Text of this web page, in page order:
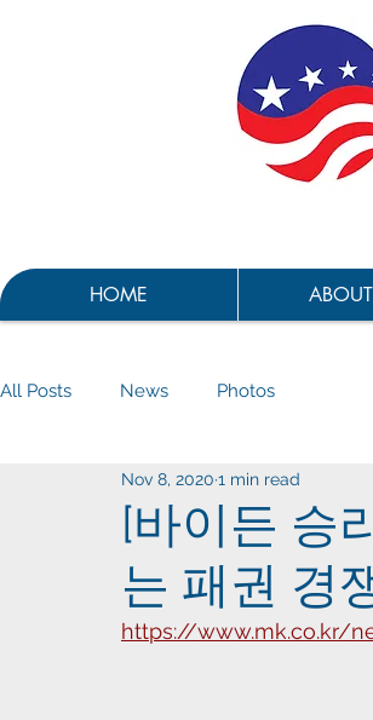
HOME
All Posts News Photos
[바이든 승
는 패권 경
Nov 8, 2020 1 min read
https://www.mk.co.kr/